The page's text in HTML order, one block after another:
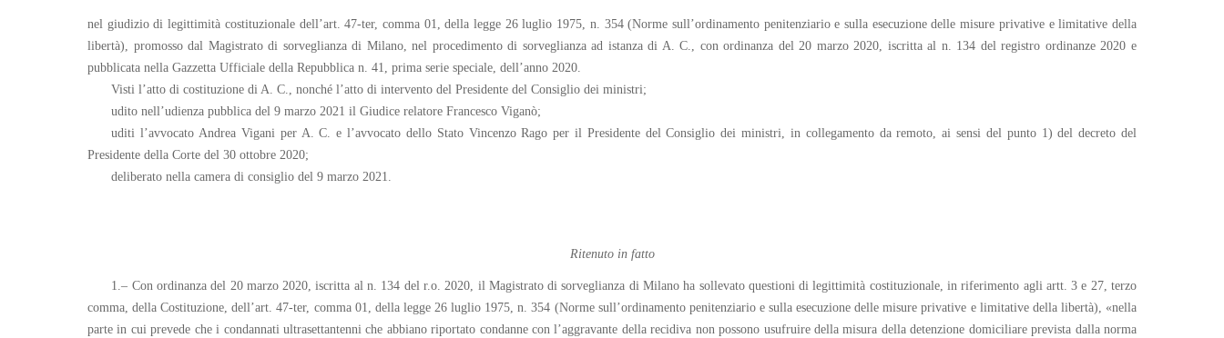
nel giudizio di legittimità costituzionale dell’art. 47-ter, comma 01, della legge 26 luglio 1975, n. 354 (Norme sull’ordinamento penitenziario e sulla esecuzione delle misure privative e limitative della
libertà), promosso dal Magistrato di sorveglianza di Milano, nel procedimento di sorveglianza ad istanza di A. C., con ordinanza del 20 marzo 2020, iscritta al n. 134 del registro ordinanze 2020 e
pubblicata nella Gazzetta Ufficiale della Repubblica n. 41, prima serie speciale, dell’anno 2020.
Visti l’atto di costituzione di A. C., nonché l’atto di intervento del Presidente del Consiglio dei ministri;
udito nell’udienza pubblica del 9 marzo 2021 il Giudice relatore Francesco Viganò;
uditi l’avvocato Andrea Vigani per A. C. e l’avvocato dello Stato Vincenzo Rago per il Presidente del Consiglio dei ministri, in collegamento da remoto, ai sensi del punto 1) del decreto del
Presidente della Corte del 30 ottobre 2020;
deliberato nella camera di consiglio del 9 marzo 2021.
Ritenuto in fatto
1.– Con ordinanza del 20 marzo 2020, iscritta al n. 134 del r.o. 2020, il Magistrato di sorveglianza di Milano ha sollevato questioni di legittimità costituzionale, in riferimento agli artt. 3 e 27, terzo
comma, della Costituzione, dell’art. 47-ter, comma 01, della legge 26 luglio 1975, n. 354 (Norme sull’ordinamento penitenziario e sulla esecuzione delle misure privative e limitative della libertà), «nella
parte in cui prevede che i condannati ultrasettantenni che abbiano riportato condanne con l’aggravante della recidiva non possono usufruire della misura della detenzione domiciliare prevista dalla norma